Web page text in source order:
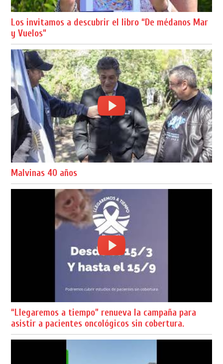
Los invitamos a descubrir el libro “De médanos Mar
y Vuelos”
Malvinas 40 años
“Llegaremos a tiempo” renueva la campaña para
asistir a pacientes oncológicos sin cobertura.